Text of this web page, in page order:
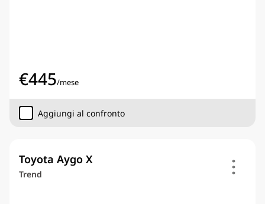
€445/mese
Aggiungi al confronto
Toyota Aygo X
Trend